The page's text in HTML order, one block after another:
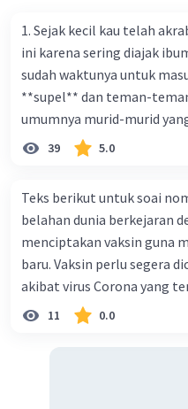
1. Sejak kecil kau telah
ini karena sering diajak
sudah waktunya untuk
**supel** dan teman-
umumnya murid-murid
kelas satu. Sedangkan
ke kota kecil ini. Makna
baik
39 5.0
Teks berikut untuk soai
belahan dunia berkejaran
menciptakan vaksin guna
baru. Vaksin perlu segera
akibat virus Corona yang
virus yang kian meluas. 2)
Kesehatan Nasional Cina
11 0.0